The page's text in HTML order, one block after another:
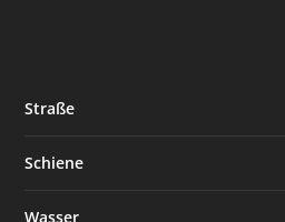
Straße
Schiene
Wasser